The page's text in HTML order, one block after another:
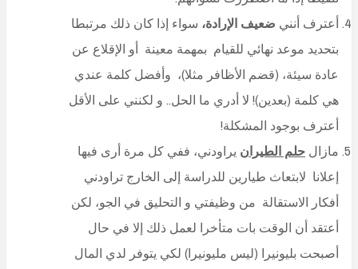
أعترف أنني ضعيف الإرادة، سواء إذا كان ذلك مرتبطا
بتحديد موعد نهائي للقيام بمهمة معينة أو الإقلاع عن
عادة سيئة، (قضم الأظافر مثلا)، وأفضل كلمة عندي
هي كلمة (بعدين)! لا أدري ما الحل.. و لكنني على الأقل
أعترف بوجود المشكلة!
مازال حلم الطيران يراودني، ففي كل مرة أرى فيها
إعلانا لابتعاث طيارين للدراسة إلى الخارج تراودني
أفكار الاستقالة من وظيفتي و التحليق في الجو، لكن
أعتقد أن الوقت بات متأخرا لعمل ذلك إلا في حال
أصبحت بليونيرا (ليس مليونيرا) لكي يتوفر لدي المال